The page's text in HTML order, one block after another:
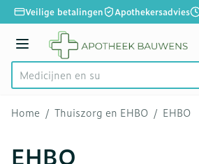
Ga naar de inhoud
1 van 1
Veilige betalingen Apothekersadvies
Menu
Product, merk, categorie...
Home / Thuiszorg en EHBO / EHBO
EHBO